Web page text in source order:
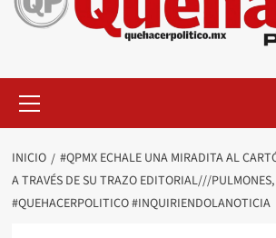
principal
INICIO
#QPMX ECHALE UNA MIRADITA AL
A TRAVÉS DE SU TRAZO EDITORIAL///
#QUEHACERPOLITICO #INQUIRIENDOLANOTICIA